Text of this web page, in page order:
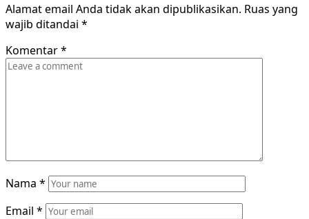
Alamat email Anda tidak akan dipublikasikan. Ruas yang
wajib ditandai *
Komentar*
Nama *
Email *